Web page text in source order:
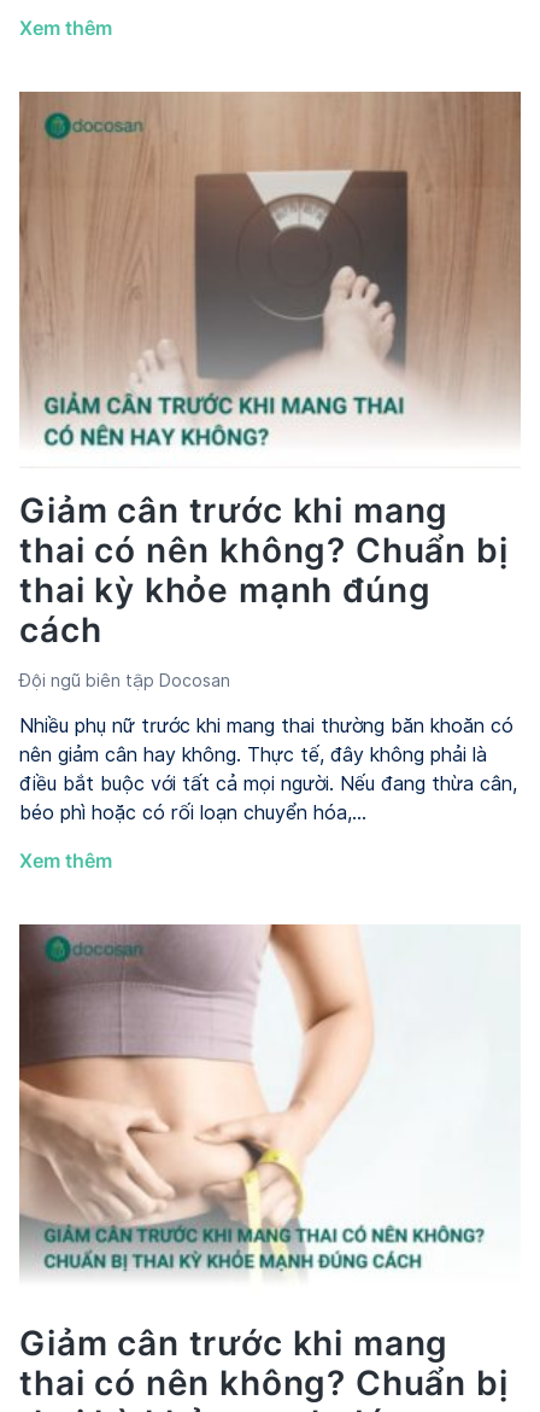
Xem thêmChương
khoa
nên
dụng
để
giảm
cân
và
bền
vững?
Giảm cân trước khi mang
thai có nên không? Chuẩn bị
thai kỳ khỏe mạnh đúng
cách
Đội ngũ biên tập Docosan
Nhiều phụ nữ trước khi mang thai thường băn khoăn có
nên giảm cân hay không. Thực tế, đây không phải là
điều bắt buộc với tất cả mọi người. Nếu đang thừa cân,
béo phì hoặc có rối loạn chuyển hóa,…
Xem thêmGiảm
khi
mang
nên
không?
Chuẩn
bị
thai
kỳ
khỏe
mạnh
cách
Giảm cân trước khi mang
thai có nên không? Chuẩn bị